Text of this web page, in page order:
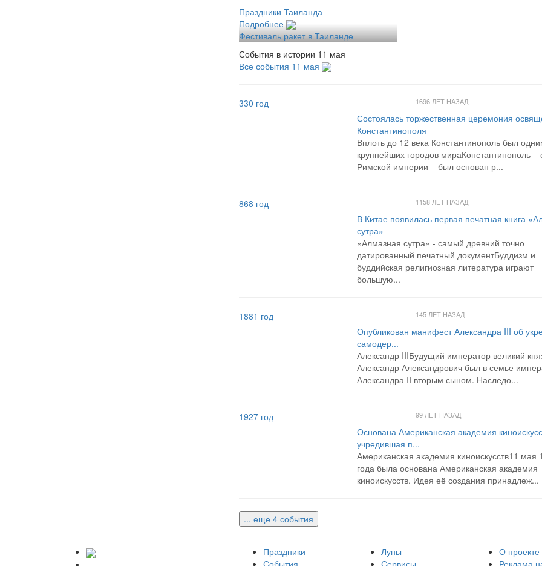
Праздники Таиланда
Подробнее
Фестиваль ракет в Таиланде
События в истории 11 мая
Все события 11 мая
330 год 1696 ЛЕТ НАЗАД
Состоялась торжественная церемония
Константинополя
Вплоть до 12 века Константинополь был
крупнейших городов мираКонстантинополь –
Римской империи – был основан р...
868 год 1158 ЛЕТ НАЗАД
В Китае появилась первая печатная книга
сутра»
«Алмазная сутра» - самый древний точно
датированный печатный документБуддизм и
буддийская религиозная литература играют
большую...
1881 год 145 ЛЕТ НАЗАД
Опубликован манифест Александра III об
самодер...
Александр IIIБудущий император великий
Александр Александрович был в семье
Александра II вторым сыном. Наследо...
1927 год 99 ЛЕТ НАЗАД
Основана Американская академия
учредившая п...
Американская академия киноискусств11 мая
года была основана Американская академия
киноискусств. Идея её создания принадлеж...
... еще 4 события
Праздники
Луны
О проекте